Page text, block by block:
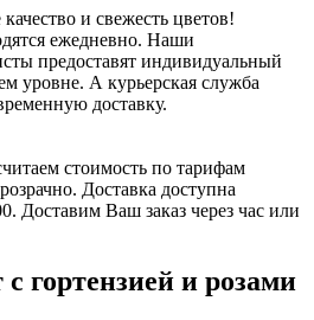
и свежесть цветов!
ежедневно. Наши
предоставят индивидуальный
уровне. А курьерская служба
доставку.
стоимость по тарифам
Доставка доступна
Доставим Ваш заказ через час или
гортензией и розами